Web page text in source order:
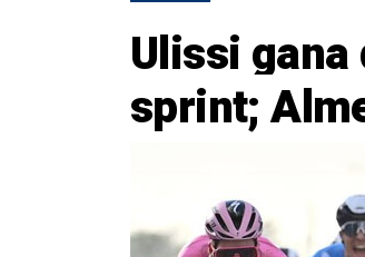
Ulissi
sprint;